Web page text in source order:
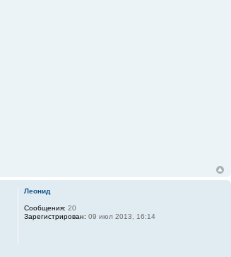
Леонид
Сообщения: 20
Зарегистрирован: 09 июл 2013, 16:14